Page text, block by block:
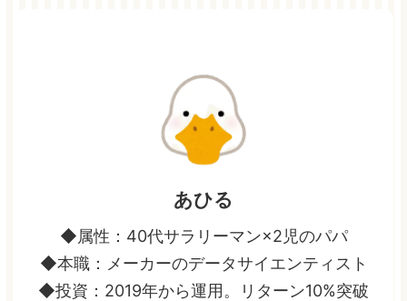
あひる
◆属性：40代サラリーマン×2児のパパ
◆本職：メーカーのデータサイエンティスト
◆投資：2019年から運用。リターン10%突破